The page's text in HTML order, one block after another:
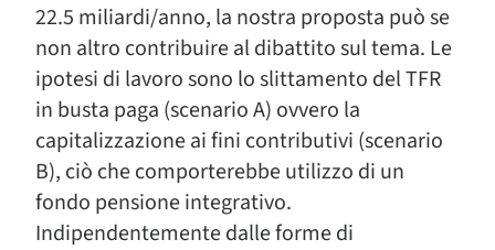
22.5 miliardi/anno, la nostra proposta può se
non altro contribuire al dibattito sul tema. Le
ipotesi di lavoro sono lo slittamento del TFR
in busta paga (scenario A) ovvero la
capitalizzazione ai fini contributivi (scenario
B), ciò che comporterebbe utilizzo di un
fondo pensione integrativo.
Indipendentemente dalle forme di